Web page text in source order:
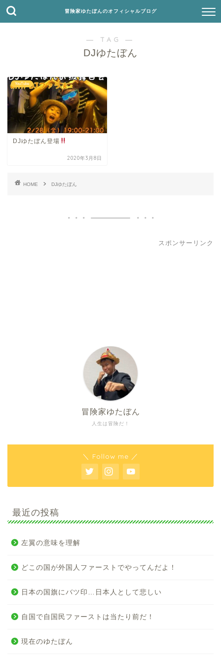
冒険家ゆたぼんのオフィシャルブログ
― TAG ―
DJゆたぼん
YouTube
DJゆたぼん登場
2020年3月8日
HOME DJゆたぼん
スポンサーリンク
人生は冒険だ！
冒険家ゆたぼん
＼ Follow me ／
最近の投稿
左翼の意味を理解
どこの国が外国人ファーストでやってんだよ！
日本の国旗にバツ印…日本人として悲しい
自国で自国民ファーストは当たり前だ！
現在のゆたぼん